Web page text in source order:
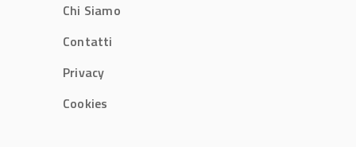
Chi Siamo
Contatti
Privacy
Cookies